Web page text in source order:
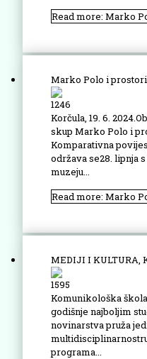
Read more: Marko
Marko Polo i
1246
Korčula, 19. 6.
skup Marko Polo i
Komparativna
održava se28. lipnja
muzeju...
Read more: Marko
MEDIJI I KULTURA,
1595
Komunikološka
godišnje najboljim
novinarstva pruža
programa...